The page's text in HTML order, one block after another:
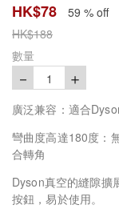
HK$78 59 % off
HK$188
數量
－ 1 ＋
廣泛兼容：適合
彎曲度高達180度：
合轉角
Dyson真空的縫隙擴
按鈕，易於使用。